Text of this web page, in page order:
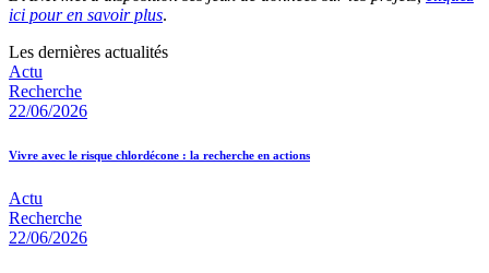
ici pour en savoir plus.
Les dernières actualités
Actu
Recherche
22/06/2026
Vivre avec le risque chlordécone : la recherche en actions
Actu
Recherche
22/06/2026